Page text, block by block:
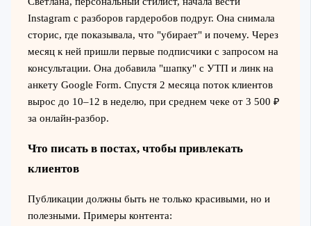
Instagram с разборов гардеробов подруг. Она снимала
сторис, где показывала, что "убирает" и почему. Через
месяц к ней пришли первые подписчики с запросом на
консультации. Она добавила "шапку" с УТП и линк на
анкету Google Form. Спустя 2 месяца поток клиентов
вырос до 10–12 в неделю, при среднем чеке от 3 500 ₽
за онлайн-разбор.
Что писать в постах, чтобы привлекать
клиентов
Публикации должны быть не только красивыми, но и
полезными. Примеры контента: